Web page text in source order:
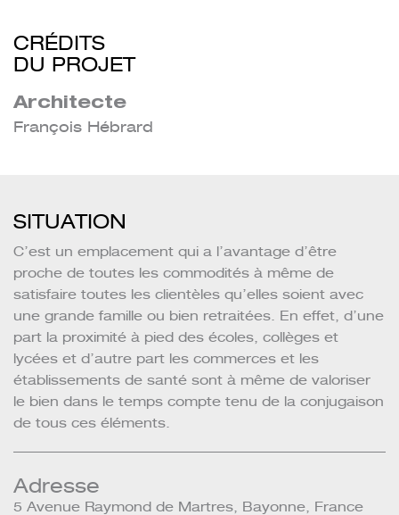
CRÉDITS
DU PROJET
Architecte
François Hébrard
SITUATION
C’est un emplacement qui a l’avantage d’être
proche de toutes les commodités à même de
satisfaire toutes les clientèles qu’elles soient avec
une grande famille ou bien retraitées. En effet, d’une
part la proximité à pied des écoles, collèges et
lycées et d’autre part les commerces et les
établissements de santé sont à même de valoriser
le bien dans le temps compte tenu de la conjugaison
de tous ces éléments.
Adresse
5 Avenue Raymond de Martres, Bayonne, France